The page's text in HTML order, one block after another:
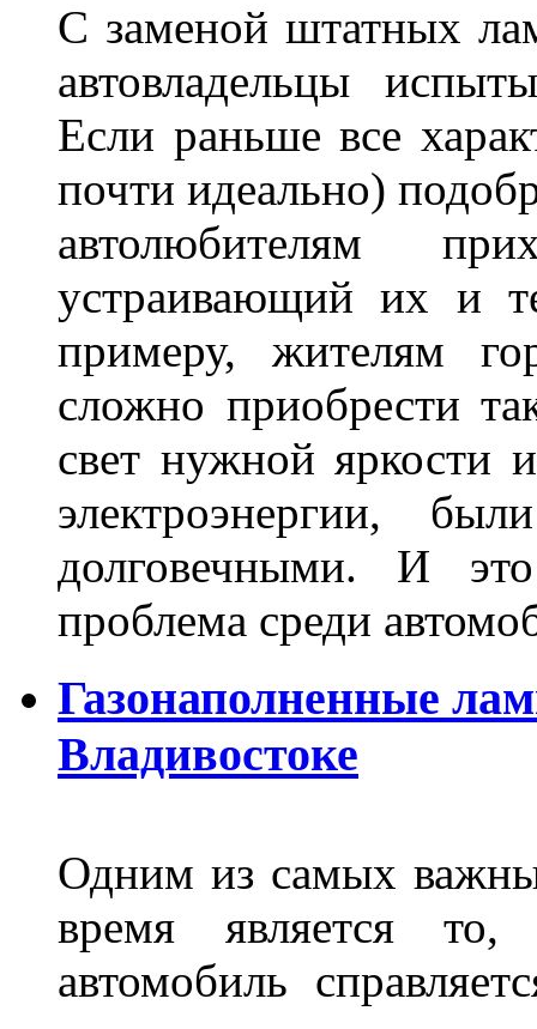
С заменой штатных
автовладельцы
Если раньше все
почти идеально)
автолюбителям
устраивающий их и
примеру, жителям
сложно приобрести
свет нужной яркости
электроэнергии,
долговечными. И
проблема среди
Газонаполненные
Владивостоке
Одним из самых
время является то,
автомобиль